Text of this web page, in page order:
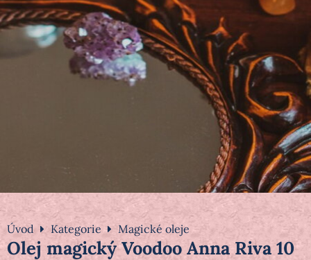
Úvod Kategorie Magické oleje
Olej magický Voodoo Anna Riva 10